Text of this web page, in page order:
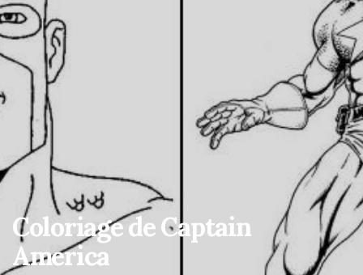
Coloriage de Captain
America